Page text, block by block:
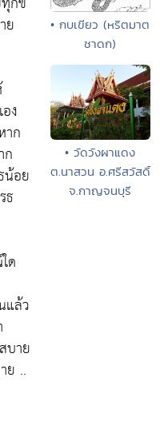
ย
ง
าก
ก
น้อย
ธ
ด
แล้ว
บาย
ย ..
• กบเขียว (หริตมาต
ชาดก)
• วัดวังผาแดง
ต.นาสวน อ.ศรีสวัสดิ์
จ.กาญจนบุรี